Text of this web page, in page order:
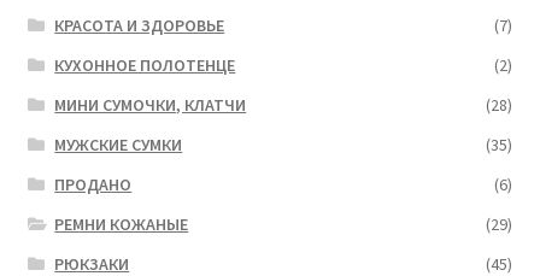
КРАСОТА И ЗДОРОВЬЕ
(7)
КУХОННОЕ ПОЛОТЕНЦЕ
(2)
МИНИ СУМОЧКИ, КЛАТЧИ
(28)
МУЖСКИЕ СУМКИ
(35)
ПРОДАНО
(6)
РЕМНИ КОЖАНЫЕ
(29)
РЮКЗАКИ
(45)